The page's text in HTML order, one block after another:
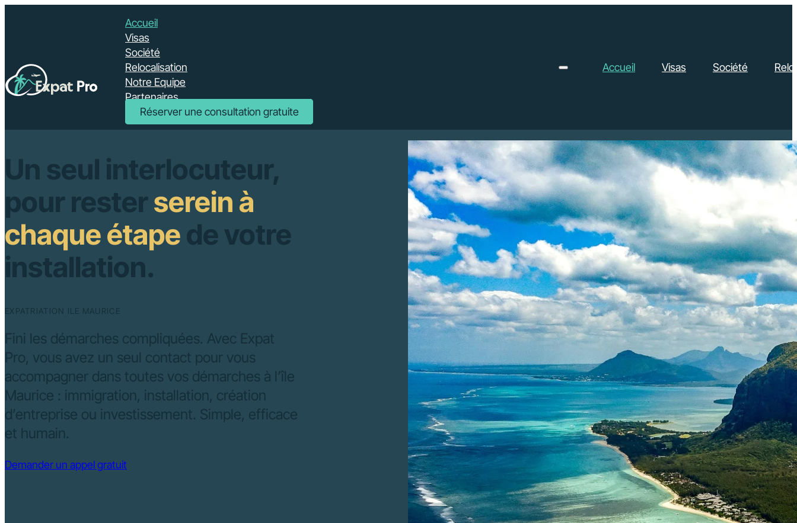
Accueil
Visas
Société
Relocalisation
Notre Equipe
Partenaires
Réserver une consultation gratuite
Accueil Visas Société
Un seul interlocuteur,
pour resterserein à
chaque étapede votre
installation.
EXPATRIATION ILE MAURICE
Fini les démarches compliquées. Avec Expat
Pro, vous avez un seul contact pour vous
accompagner dans toutes vos démarches à l’île
Maurice : immigration, installation, création
d’entreprise ou investissement. Simple, efficace
et humain.
Demander un appel gratuit